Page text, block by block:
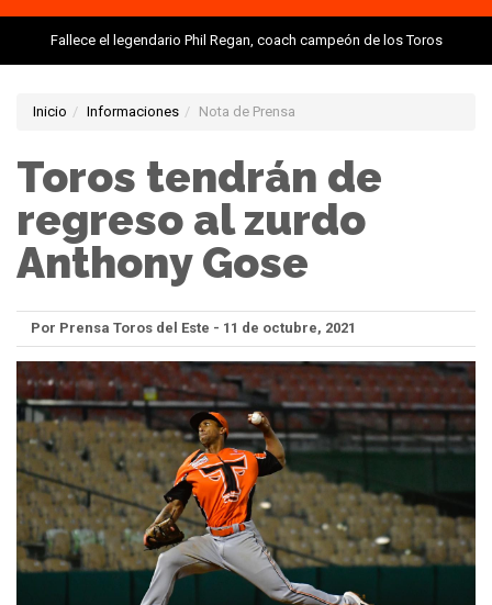
Fallece el legendario Phil Regan, coach campeón de los Toros
Inicio Informaciones Nota de Prensa
Toros tendrán de
regreso al zurdo
Anthony Gose
Por Prensa Toros del Este - 11 de octubre, 2021